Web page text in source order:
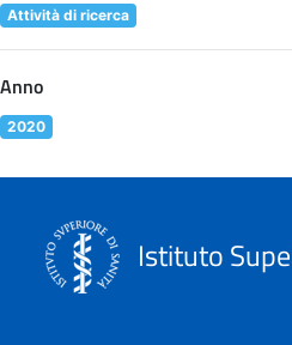
Attività di ricerca
Anno
2020
Istituto